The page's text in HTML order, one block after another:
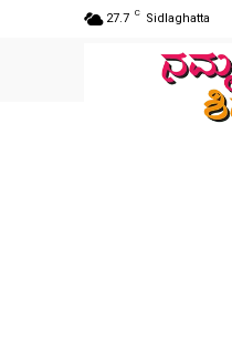
27.7 C Sidlaghatta